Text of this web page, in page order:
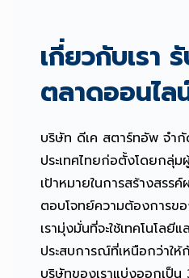
เกี่ยวกับเรา
ตลาดออนไล
บริษัท ดีเค สตาร์ทอัพ จำ
ประเทศไทยก่อตั้งโดยกลุ่ม
เป้าหมายในการสร้างสรร
ตอบโจทย์ความต้องการข
เรามุ่งมั่นที่จะใช้เทคโนโลยี
ประสบการณ์ที่เหนือกว่าให้
บริษัทของเราแบ่งออกเป็